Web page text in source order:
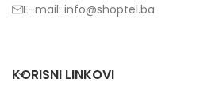
E-mail: info@shoptel.ba
KORISNI LINKOVI